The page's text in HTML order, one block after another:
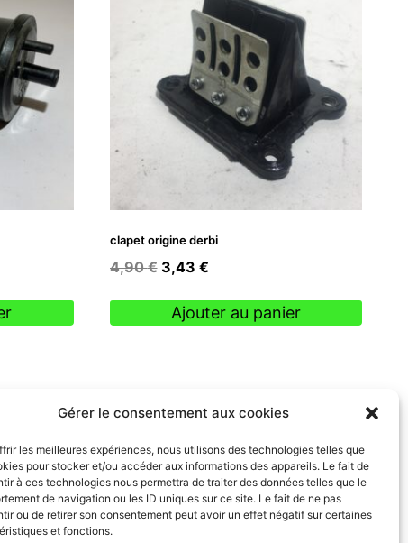
Gérer le consentement aux cookies
les meilleures expériences, nous utilisons des technologies telles que
pour stocker et/ou accéder aux informations des appareils. Le fait de
à ces technologies nous permettra de traiter des données telles que le
de navigation ou les ID uniques sur ce site. Le fait de ne pas
ou de retirer son consentement peut avoir un effet négatif sur certaines
et fonctions.
clapet origine derbi
4,90€ Le
initial
3,43 €Le
actuel
Ajouter au panier